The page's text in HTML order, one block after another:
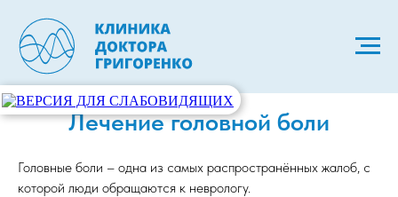
Лечение головной боли
Головные боли – одна из самых распространённых жалоб, с
которой люди обращаются к неврологу.